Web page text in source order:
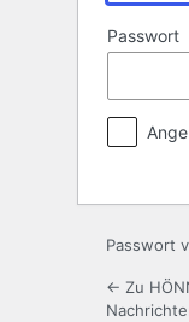
Passwort
Passwort
← Zu